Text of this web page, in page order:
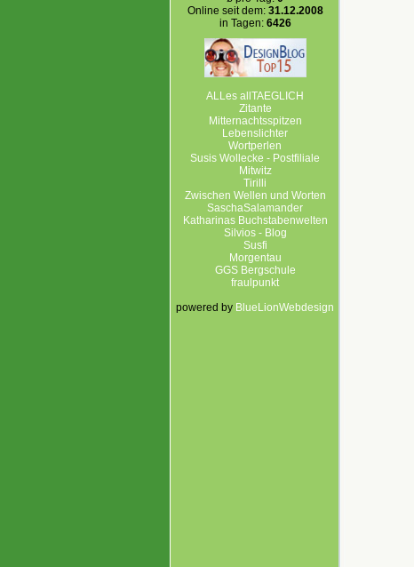
Online seit dem: 31.12.2008
in Tagen: 6426
ALLes allTAEGLICH
Zitante
Mitternachtsspitzen
Lebenslichter
Wortperlen
Susis Wollecke - Postfiliale
Mitwitz
Tirilli
Zwischen Wellen und Worten
SaschaSalamander
Katharinas Buchstabenwelten
Silvios - Blog
Susfi
Morgentau
GGS Bergschule
fraulpunkt
powered by BlueLionWebdesign